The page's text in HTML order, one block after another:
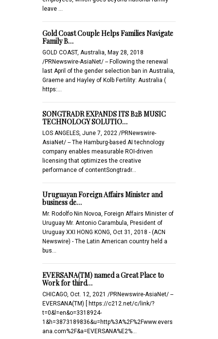
leave …
Gold Coast Couple Helps Families Navigate
Family B…
GOLD COAST, Australia, May 28, 2018
/PRNewswire-AsiaNet/ -- Following the renewal
last April of the gender selection ban in Australia,
Graeme and Hayley of Kolb Fertility: Australia (
https:…
SONGTRADR EXPANDS ITS B2B MUSIC
TECHNOLOGY SOLUTIO…
LOS ANGELES, June 7, 2022 /PRNewswire-
AsiaNet/ -- The Hamburg-based AI technology
company enables measurable ROI-driven
licensing that optimizes the creative
performance of contentSongtradr…
Uruguayan Foreign Affairs Minister and
business de…
Mr. Rodolfo Nin Novoa, Foreign Affairs Minister of
Uruguay Mr. Antonio Carambula, President of
Uruguay XXI HONG KONG, Oct 31, 2018 - (ACN
Newswire) - The Latin American country held a
bus…
EVERSANA(TM) named a Great Place to
Work for third…
CHICAGO, Oct. 12, 2021 /PRNewswire-AsiaNet/ --
EVERSANA(TM) [ https://c212.net/c/link/?
t=0&l=en&o=3318924-
1&h=3873189836&u=http%3A%2F%2Fwww.evers
ana.com%2F&a=EVERSANA%E2%…